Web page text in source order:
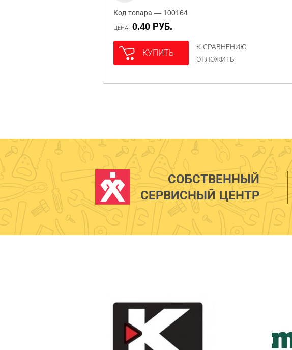
Код товара — 100164
ЦЕНА 0.40 РУБ.
КУПИТЬ
К СРАВНЕНИЮ
ОТЛОЖИТЬ
СОБСТВЕННЫЙ
СЕРВИСНЫЙ ЦЕНТР